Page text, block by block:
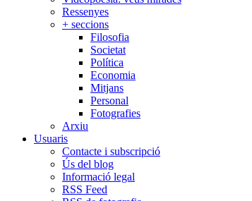
Ressenyes
+ seccions
Filosofia
Societat
Política
Economia
Mitjans
Personal
Fotografies
Arxiu
Usuaris
Contacte i subscripció
Ús del blog
Informació legal
RSS Feed